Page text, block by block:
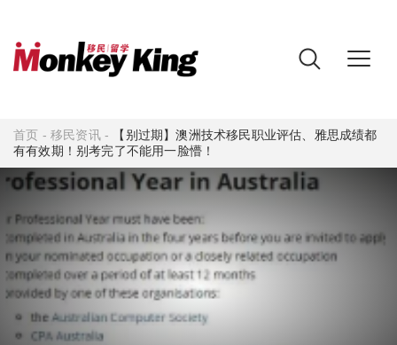
首页 -移民资讯-
【别过期】澳洲技术移民职业评估、雅思成绩都
有有效期！别考完了不能用一脸懵！